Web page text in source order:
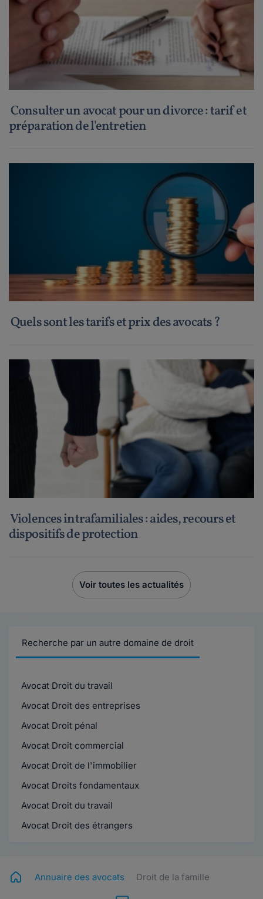
Consulter un avocat pour un divorce : tarif et
préparation de l'entretien
Quels sont les tarifs et prix des avocats ?
Violences intrafamiliales : aides, recours et
dispositifs de protection
Voir toutes les actualités
Recherche par un autre domaine de droit
Avocat Droit du travail
Avocat Droit des entreprises
Avocat Droit pénal
Avocat Droit commercial
Avocat Droit de l'immobilier
Avocat Droits fondamentaux
Avocat Droit du travail
Avocat Droit des étrangers
Annuaire des avocats Droit de la famille